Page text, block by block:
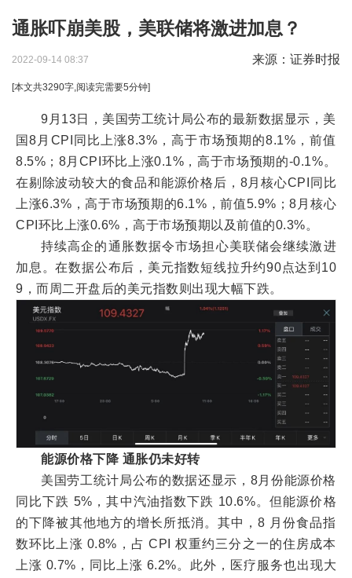
通胀吓崩美股，美联储将激进加息？
2022-09-14 08:37 来源：证券时报
[本文共3290字,阅读完需要5分钟]
9月13日，美国劳工统计局公布的最新数据显示，美
国8月CPI同比上涨8.3%，高于市场预期的8.1%，前值
8.5%；8月CPI环比上涨0.1%，高于市场预期的-0.1%。
在剔除波动较大的食品和能源价格后，8月核心CPI同比
上涨6.3%，高于市场预期的6.1%，前值5.9%；8月核心
CPI环比上涨0.6%，高于市场预期以及前值的0.3%。
持续高企的通胀数据令市场担心美联储会继续激进
加息。在数据公布后，美元指数短线拉升约90点达到10
9，而周二开盘后的美元指数则出现大幅下跌。
能源价格下降 通胀仍未好转
美国劳工统计局公布的数据还显示，8月份能源价格
同比下跌 5%，其中汽油指数下跌 10.6%。但能源价格
的下降被其他地方的增长所抵消。其中，8 月份食品指
数环比上涨 0.8%，占 CPI 权重约三分之一的住房成本
上涨 0.7%，同比上涨 6.2%。此外，医疗服务也出现大